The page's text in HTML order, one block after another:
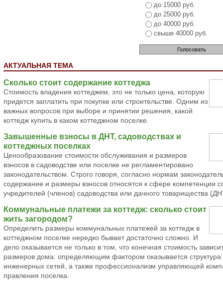
до 15000 руб.
до 25000 руб.
до 40000 руб.
свыше 40000 руб.
АКТУАЛЬНАЯ ТЕМА
Сколько стоит содержание коттеджа
Стоимость владения коттеджем, это не только цена, которую
придется заплатить при покупке или строительстве. Одним из
важных вопросов при выборе и принятии решения, какой
коттедж купить в каком коттеджном поселке.
Завышенные взносы в ДНТ, садоводствах и
коттеджных поселках
Ценообразование стоимости обслуживания и размеров
взносов в садоводстве или поселке не регламентировано
законодательством. Строго говоря, согласно нормам
содержание и размеры взносов относятся к сфере компетенции
учредителей (членов) садоводства или дачного товарищества
Коммунальные платежи за коттедж: сколько стоит
жить загородом?
Определить размеры коммунальных платежей за коттедж в
коттеджном поселке нередко бывает достаточно сложно. И
дело оказывается не только в том, что конечная стоимость
размеров дома: определяющим фактором оказывается структура
инженерных сетей, а также профессионализм управляющей
правления поселка.